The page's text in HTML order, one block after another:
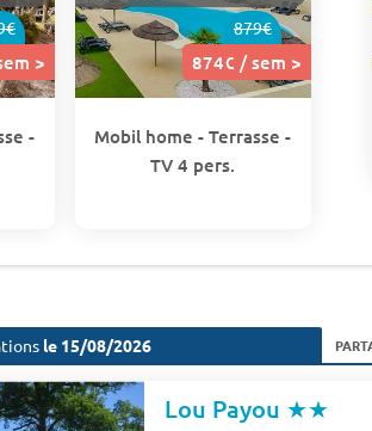
>
-
879€
874€ / sem >
Mobil home - Terrasse -
TV 4 pers.
le 15/08/2026
Lou Payou ★★